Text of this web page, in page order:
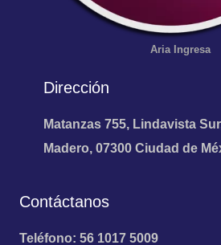
Aria Ingresa
Dirección
Matanzas 755, Lindavista
Madero, 07300 Ciudad de
Contáctanos
Teléfono: 56 1017 5009